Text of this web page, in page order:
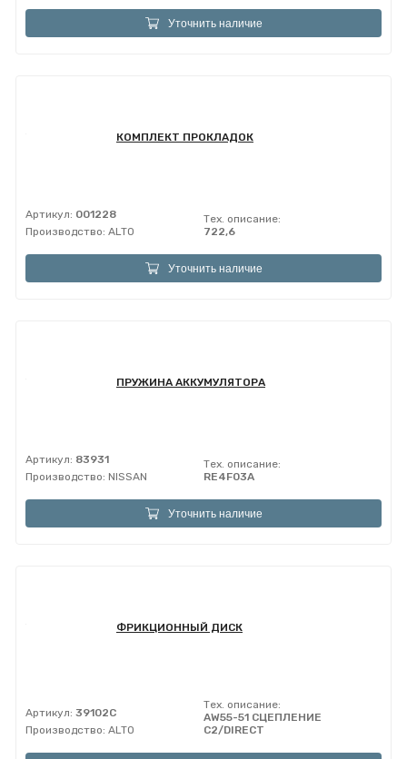
Уточнить наличие
КОМПЛЕКТ ПРОКЛАДОК
Артикул: 001228
Производство: ALTO
Тех. описание:
722,6
Уточнить наличие
ПРУЖИНА АККУМУЛЯТОРА
Артикул: 83931
Производство: NISSAN
Тех. описание:
RE4F03A
Уточнить наличие
ФРИКЦИОННЫЙ ДИСК
Артикул: 39102C
Производство: ALTO
Тех. описание:
AW55-51 СЦЕПЛЕНИЕ
C2/DIRECT